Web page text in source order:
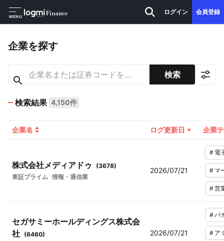
MENU
ログイン 会員登録
企業を探す
検索
検索結果 4,150件
企業名 ログ更新日 企業
株式会社メディアドゥ (3678)
東証プライム 情報・通信業
2026/07/21
# 電
# マ
#営
セガサミーホールディングス株式会
社 (6460)
2026/07/21
#パ
# ア